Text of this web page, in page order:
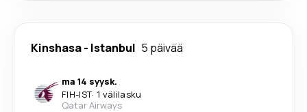
Kinshasa- Istanbul 5 päivää
ma 14 syysk.
FIH-IST· 1 välilasku
Qatar Airways